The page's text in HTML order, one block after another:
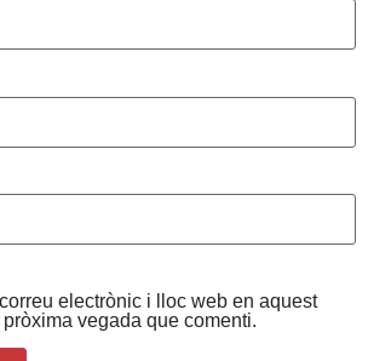
electrònic i lloc web en aquest
vegada que comenti.